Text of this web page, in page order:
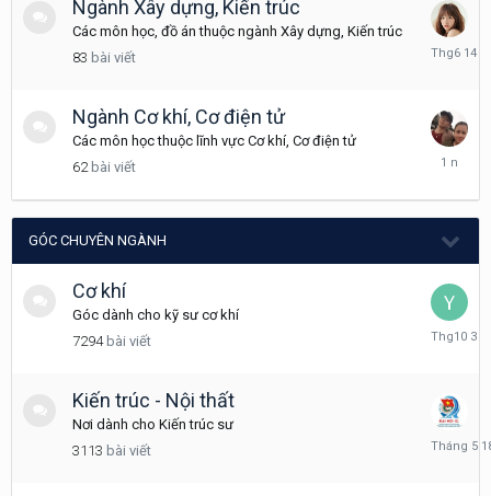
Ngành Xây dựng, Kiến trúc
Các môn học, đồ án thuộc ngành Xây dựng, Kiến trúc
83 bài viết
Tháng
Ngành Cơ khí, Cơ điện tử
Các môn học thuộc lĩnh vực Cơ khí, Cơ điện tử
62 bài viết
Tháng
20,
2025
GÓC CHUYÊN NGÀNH
Cơ khí
Góc dành cho kỹ sư cơ khí
7294 bài viết
Tháng
Kiến trúc - Nội thất
Nơi dành cho Kiến trúc sư
3113 bài viết
Tháng